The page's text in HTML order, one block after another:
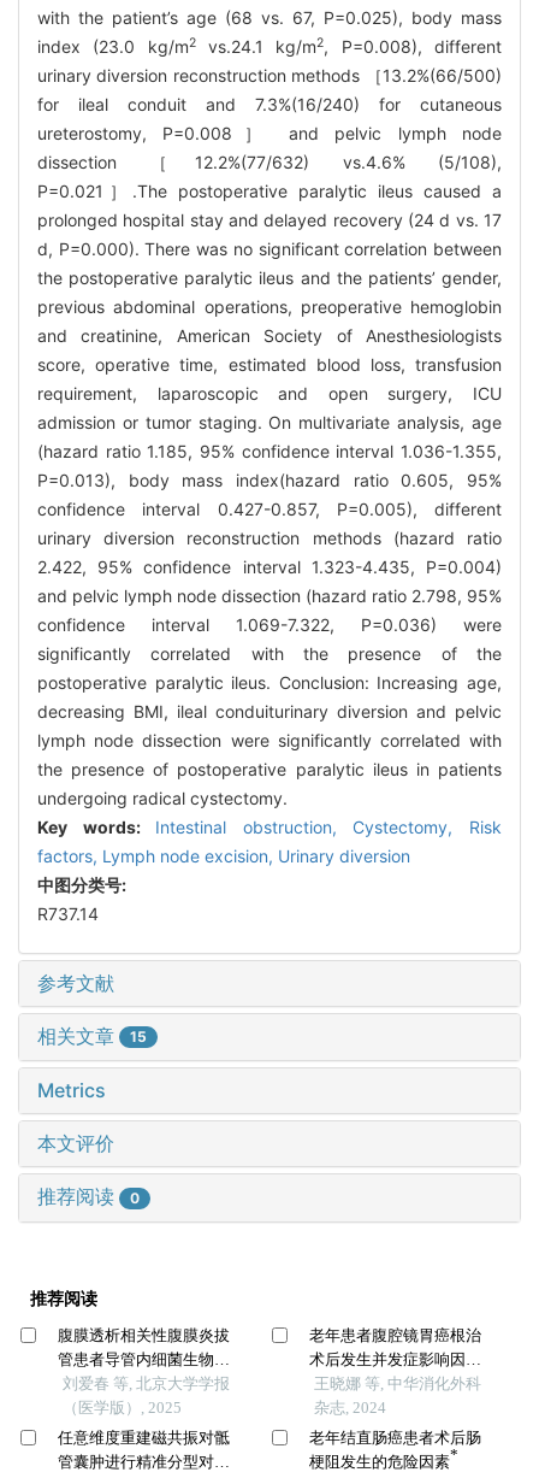
with the patient’s age (68 vs. 67, P=0.025), body mass
index (23.0 kg/m2vs.24.1 kg/m2, P=0.008), different
urinary diversion reconstruction methods ［13.2%(66/500)
for ileal conduit and 7.3%(16/240) for cutaneous
ureterostomy, P=0.008］ and pelvic lymph node
dissection ［12.2%(77/632) vs.4.6% (5/108),
P=0.021］.The postoperative paralytic ileus caused a
prolonged hospital stay and delayed recovery (24 d vs. 17
d, P=0.000). There was no significant correlation between
the postoperative paralytic ileus and the patients’ gender,
previous abdominal operations, preoperative hemoglobin
and creatinine, American Society of Anesthesiologists
score, operative time, estimated blood loss, transfusion
requirement, laparoscopic and open surgery, ICU
admission or tumor staging. On multivariate analysis, age
(hazard ratio 1.185, 95% confidence interval 1.036-1.355,
P=0.013), body mass index(hazard ratio 0.605, 95%
confidence interval 0.427-0.857, P=0.005), different
urinary diversion reconstruction methods (hazard ratio
2.422, 95% confidence interval 1.323-4.435, P=0.004)
and pelvic lymph node dissection (hazard ratio 2.798, 95%
confidence interval 1.069-7.322, P=0.036) were
significantly correlated with the presence of the
postoperative paralytic ileus. Conclusion: Increasing age,
decreasing BMI, ileal conduiturinary diversion and pelvic
lymph node dissection were significantly correlated with
the presence of postoperative paralytic ileus in patients
undergoing radical cystectomy.
Key words: Intestinal obstruction, Cystectomy, Risk
factors, Lymph node excision, Urinary diversion
中图分类号:
R737.14
参考文献
相关文章 15
Metrics
本文评价
推荐阅读 0
推荐阅读
腹膜透析相关性腹膜炎拔
管患者导管内细菌生物膜
的形成
刘爱春 等, 北京大学学报
（医学版）, 2025
任意维度重建磁共振对骶
管囊肿进行精准分型对于
老年患者腹腔镜胃癌根治
术后发生并发症影响因素
分析的多中心研究
王晓娜 等, 中华消化外科
杂志, 2024
老年结直肠癌患者术后肠
梗阻发生的危险因素*